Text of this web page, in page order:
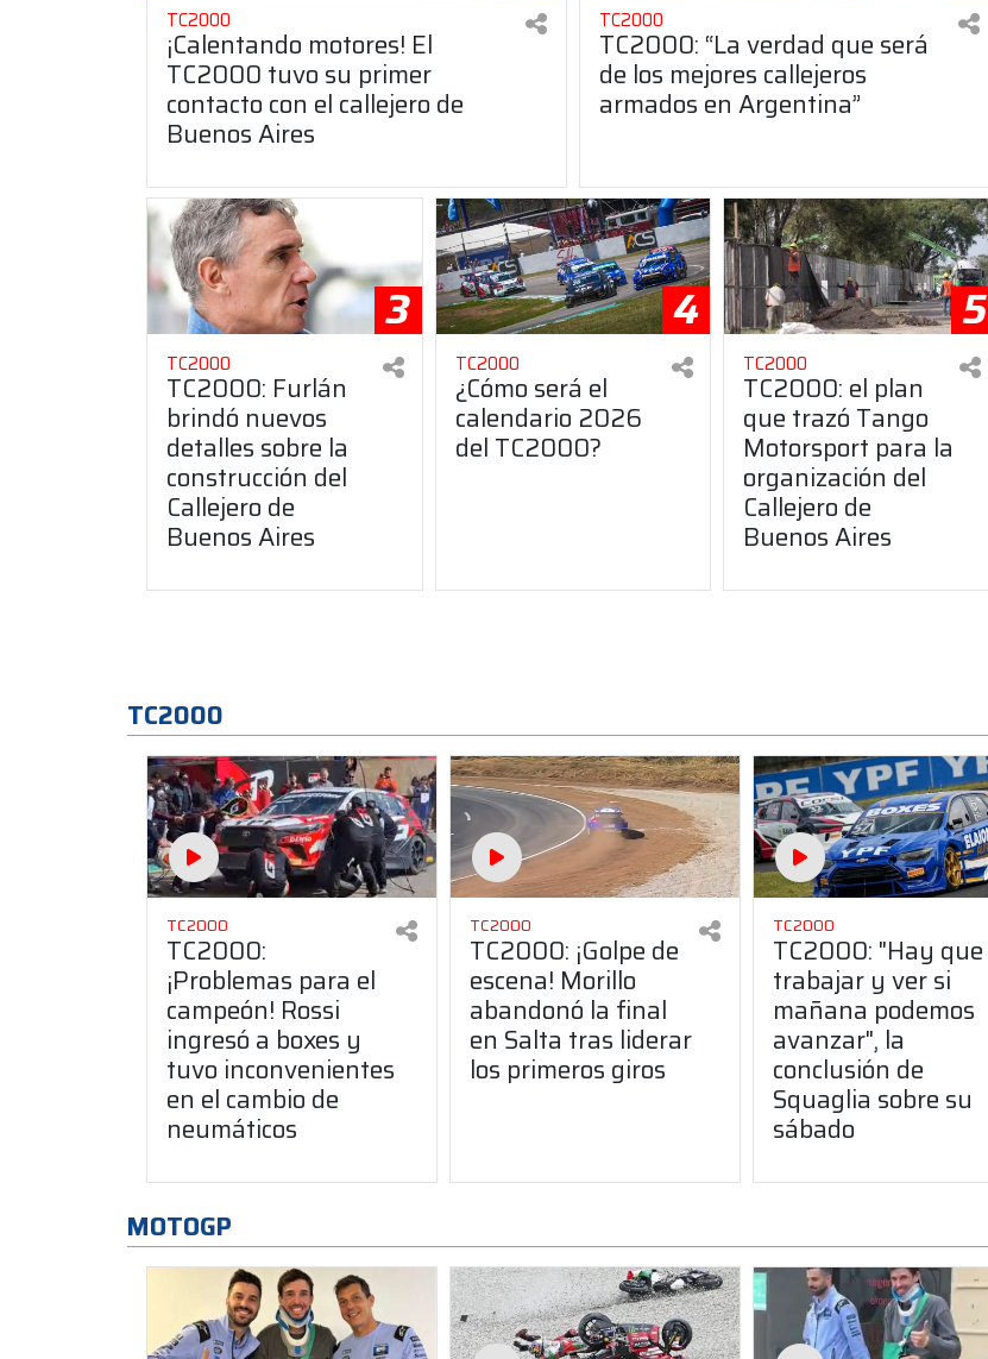
TC2000
¡Calentando motores! El
TC2000 tuvo su primer
contacto con el callejero de
Buenos Aires
TC2000
TC2000: “La verdad que será
de los mejores callejeros
armados en Argentina”
3
TC2000
TC2000: Furlán
brindó nuevos
detalles sobre la
construcción del
Callejero de
Buenos Aires
4
TC2000
¿Cómo será el
calendario 2026
del TC2000?
5
TC2000
TC2000: el plan
que trazó Tango
Motorsport para la
organización del
Callejero de
Buenos Aires
TC2000
TC2000
TC2000:
¡Problemas para el
campeón! Rossi
ingresó a boxes y
tuvo inconvenientes
en el cambio de
neumáticos
TC2000
TC2000: ¡Golpe de
escena! Morillo
abandonó la final
en Salta tras liderar
los primeros giros
TC2000
TC2000: "Hay que
trabajar y ver si
mañana podemos
avanzar", la
conclusión de
Squaglia sobre su
sábado
MOTOGP